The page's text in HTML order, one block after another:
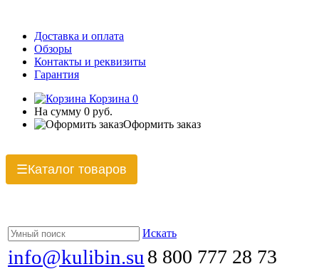
Доставка и оплата
Обзоры
Контакты и реквизиты
Гарантия
Корзина 0
На сумму 0 руб.
Оформить заказ
☰Каталог товаров
Искать
info@kulibin.su 8 800 777 28 73